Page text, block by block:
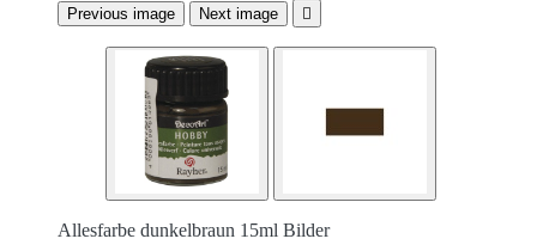
Previous image Next image 
Allesfarbe dunkelbraun 15ml Bilder